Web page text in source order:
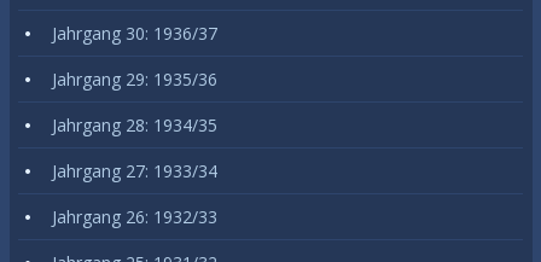
Jahrgang 30: 1936/37
Jahrgang 29: 1935/36
Jahrgang 28: 1934/35
Jahrgang 27: 1933/34
Jahrgang 26: 1932/33